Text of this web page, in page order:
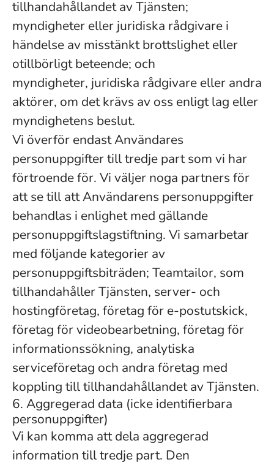
tillhandahållandet av Tjänsten;
myndigheter eller juridiska rådgivare i
händelse av misstänkt brottslighet eller
otillbörligt beteende; och
myndigheter, juridiska rådgivare eller andra
aktörer, om det krävs av oss enligt lag eller
myndighetens beslut.
Vi överför endast Användares
personuppgifter till tredje part som vi har
förtroende för. Vi väljer noga partners för
att se till att Användarens personuppgifter
behandlas i enlighet med gällande
personuppgiftslagstiftning. Vi samarbetar
med följande kategorier av
personuppgiftsbiträden; Teamtailor, som
tillhandahåller Tjänsten, server- och
hostingföretag, företag för e-postutskick,
företag för videobearbetning, företag för
informationssökning, analytiska
serviceföretag och andra företag med
koppling till tillhandahållandet av Tjänsten.
6. Aggregerad data (icke identifierbara
personuppgifter)
Vi kan komma att dela aggregerad
information till tredje part. Den